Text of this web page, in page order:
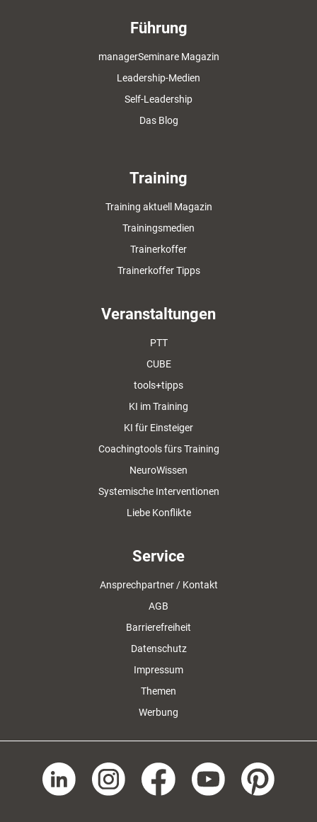
Führung
managerSeminare Magazin
Leadership-Medien
Self-Leadership
Das Blog
Training
Training aktuell Magazin
Trainingsmedien
Trainerkoffer
Trainerkoffer Tipps
Veranstaltungen
PTT
CUBE
tools+tipps
KI im Training
KI für Einsteiger
Coachingtools fürs Training
NeuroWissen
Systemische Interventionen
Liebe Konflikte
Service
Ansprechpartner / Kontakt
AGB
Barrierefreiheit
Datenschutz
Impressum
Themen
Werbung